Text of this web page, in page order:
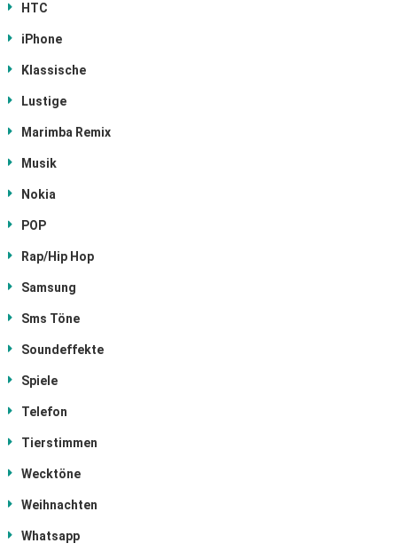
HTC
iPhone
Klassische
Lustige
Marimba Remix
Musik
Nokia
POP
Rap/Hip Hop
Samsung
Sms Töne
Soundeffekte
Spiele
Telefon
Tierstimmen
Wecktöne
Weihnachten
Whatsapp